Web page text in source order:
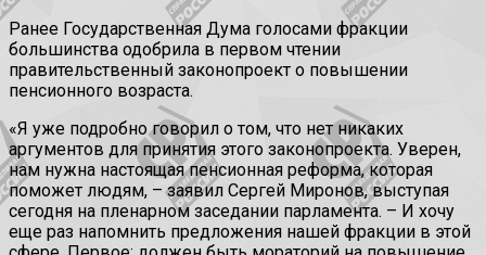
Ранее Государственная Дума голосами фракции
большинства одобрила в первом чтении
правительственный законопроект о повышении
пенсионного возраста.
«Я уже подробно говорил о том, что нет никаких
аргументов для принятия этого законопроекта. Уверен,
нам нужна настоящая пенсионная реформа, которая
поможет людям, – заявил Сергей Миронов, выступая
сегодня на пленарном заседании парламента. – И хочу
еще раз напомнить предложения нашей фракции в этой